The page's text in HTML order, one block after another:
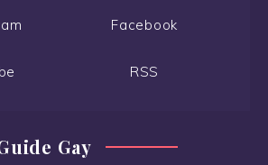
Facebook
RSS
Gay